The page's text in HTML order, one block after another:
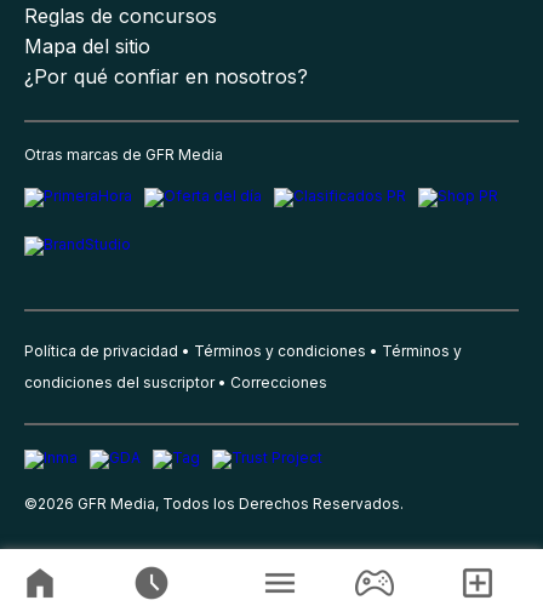
Reglas de concursos
Mapa del sitio
¿Por qué confiar en nosotros?
Otras marcas de GFR Media
Política de privacidad Términos y condiciones
Términos y
condiciones del suscriptor
Correcciones
©2026 GFR Media, Todos los Derechos Reservados.